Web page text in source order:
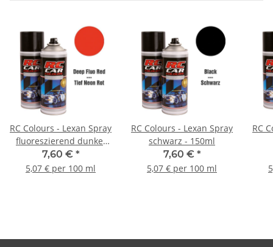
RC Colours - Lexan Spray
fluoreszierend dunkel
rot - 150ml
7,60 € *
5,07 € per 100 ml
RC Colours - Lexan Spray
schwarz - 150ml
7,60 € *
5,07 € per 100 ml
RC